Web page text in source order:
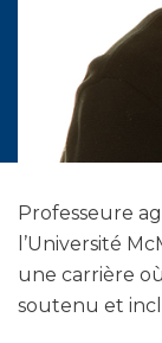
Professeure
l’Université
une carrière
soutenu et